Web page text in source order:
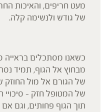
מעט חריפים, והאיכות
של גודש ולנשימה קלה.
כשאנו מסתכלים בראייה
מבחוץ אל הגוף, תמיד
של הגורם אל מול החוזק
של המטופל חזק –
תוך הגוף פחותים, וגם אם